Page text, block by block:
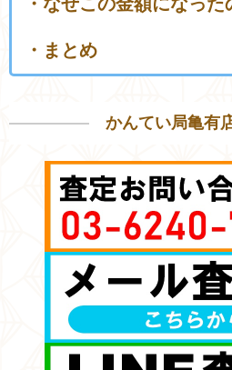
・まとめ
かんてい局亀有